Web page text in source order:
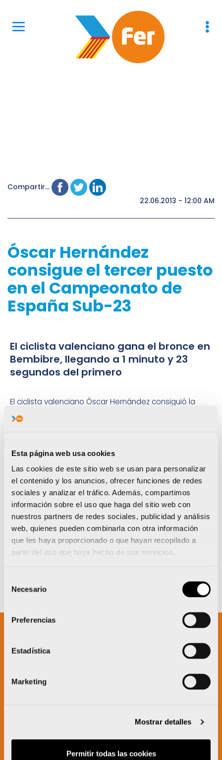
Esta página web usa cookies
Las cookies de este sitio web se usan para personalizar
el contenido y los anuncios, ofrecer funciones de redes
sociales y analizar el tráfico. Además, compartimos
información sobre el uso que haga del sitio web con
nuestros partners de redes sociales, publicidad y análisis
web, quienes pueden combinarla con otra información
que les haya proporcionado o que hayan recopilado a
partir del uso que haya hecho de sus servicios.
Necesario
Preferencias
Estadística
Marketing
Mostrar detalles
Permitir todas las cookies
Compartir...
22.06.2013 - 12:00 AM
Óscar Hernández
consigue el tercer puesto
en el Campeonato de
España Sub-23
El ciclista valenciano gana el bronce en
Bembibre, llegando a 1 minuto y 23
segundos del primero
El ciclista valenciano Óscar Hernández consiguió la
medalla de bronce en el Campeonato de España
Sub-23, celebrado en la localidad leonesa de
Óscar Hernández cruzó la meta a tan solo 1 minuto y
23 segundos del campeón, el cántabro Mario
González que hizo un tiempo de 3 horas, 28 minutos y
2 segundos. En segunda posición llegó el navarro
Beñat Txoperena.